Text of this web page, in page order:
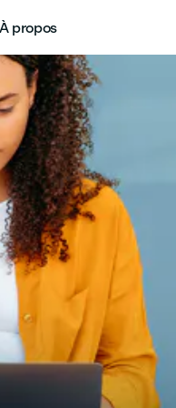
propos